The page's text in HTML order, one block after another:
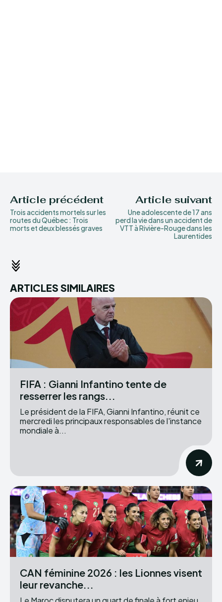
Article précédent
Trois accidents mortels sur les
routes du Québec : Trois
morts et deux blessés graves
Article suivant
Une adolescente de 17 ans
perd la vie dans un accident de
VTT à Rivière-Rouge dans les
Laurentides
ARTICLES SIMILAIRES
FIFA : Gianni Infantino tente de
resserrer les rangs...
Le président de la FIFA, Gianni Infantino, réunit ce
mercredi les principaux responsables de l'instance
mondiale à...
CAN féminine 2026 : les Lionnes visent
leur revanche...